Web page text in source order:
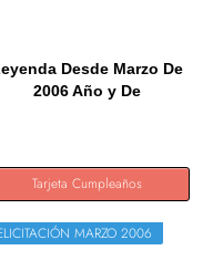
Desde Marzo De
2006 Año y De
Tarjeta Cumpleaños
MARZO 2006